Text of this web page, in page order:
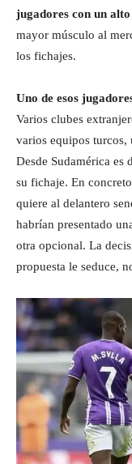
jugadores con un alto
mayor músculo al
los fichajes.
Uno de esos
Varios clubes
varios equipos turcos,
Desde Sudamérica es
su fichaje. En
quiere al delantero
habrían presentado
otra opcional. La
propuesta le seduce,